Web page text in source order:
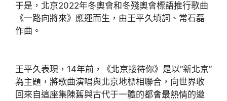
于是，北京2022年冬奧會和冬殘奧會標語推行歌曲
《一路向將來》應運而生，由王平久填詞、常石磊
作曲。
王平久表現，14年前，《北京接待你》是以“新北京”
為主題，將歌曲演唱與北京地標相聯合，向世界收
回來自這座集陳舊與古代于一體的都會最熱情的邀